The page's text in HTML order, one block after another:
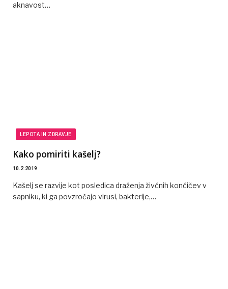
aknavost…
LEPOTA IN ZDRAVJE
Kako pomiriti kašelj?
10.2.2019
Kašelj se razvije kot posledica draženja živčnih končičev v
sapniku, ki ga povzročajo virusi, bakterije,…